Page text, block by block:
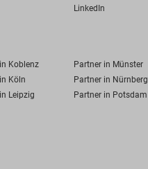
LinkedIn
Koblenz
Partner in Münster
Köln
Partner in Nürnberg
Leipzig
Partner in Potsdam